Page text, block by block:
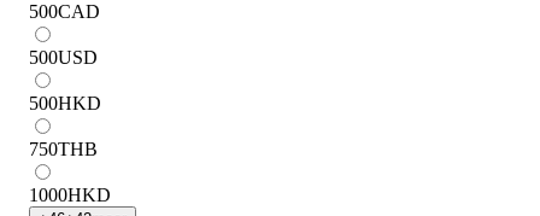
500CAD
500USD
500HKD
750THB
1000HKD